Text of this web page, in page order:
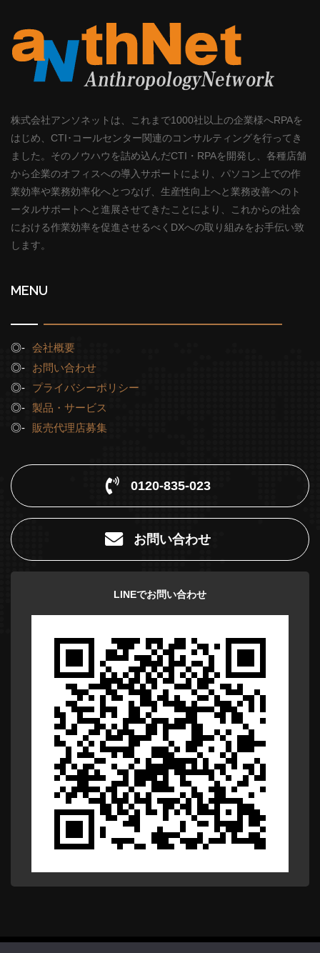
株式会社アンソネットは、これまで1000社以上の企業様へRPAを
はじめ、CTI･コールセンター関連のコンサルティングを行ってき
ました。そのノウハウを詰め込んだCTI・RPAを開発し、各種店舗
から企業のオフィスへの導入サポートにより、パソコン上での作
業効率や業務効率化へとつなげ、生産性向上へと業務改善へのト
ータルサポートへと進展させてきたことにより、これからの社会
における作業効率を促進させるべくDXへの取り組みをお手伝い致
します。
MENU
会社概要
お問い合わせ
プライバシーポリシー
製品・サービス
販売代理店募集
0120-835-023
お問い合わせ
LINEでお問い合わせ